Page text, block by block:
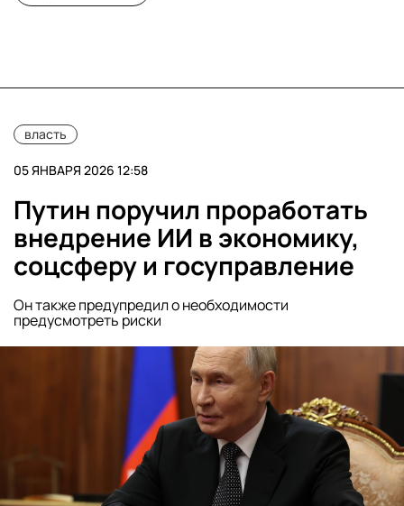
власть
05 ЯНВАРЯ 2026 12:58
Путин поручил проработать
внедрение ИИ в экономику,
соцсферу и госуправление
Он также предупредил о необходимости
предусмотреть риски